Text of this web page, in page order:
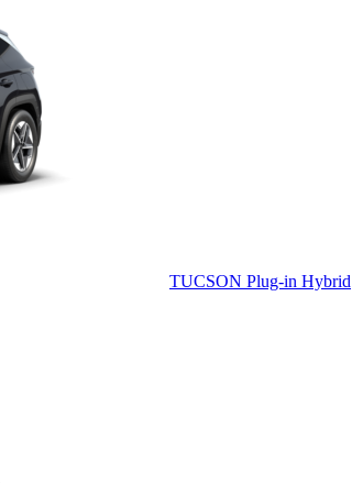
TUCSON Plug-in Hybrid